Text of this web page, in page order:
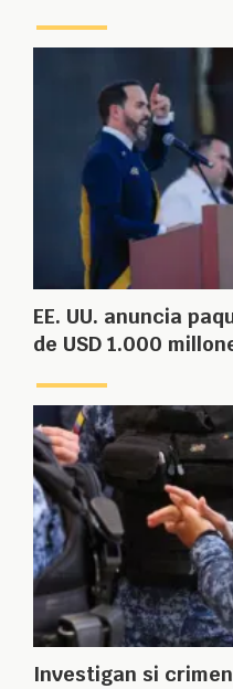
EE. UU. anuncia
de USD 1.000
Investigan si